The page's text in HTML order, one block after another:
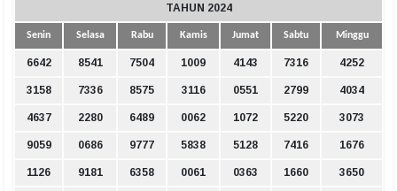
TAHUN 2024
Senin Selasa Rabu Kamis Jumat Sabtu Minggu
6642 8541 7504 1009 4143 7316 4252
3158 7336 8575 3116 0551 2799 4034
4637 2280 6489 0062 1072 5220 3073
9059 0686 9777 5838 5128 7416 1676
1126 9181 6358 0061 0363 1660 3650